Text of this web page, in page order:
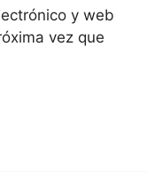
y web
vez que